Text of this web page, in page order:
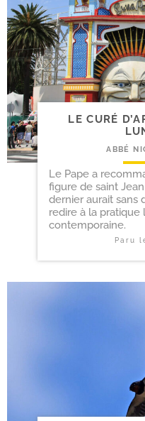
LE CURÉ
ABBÉ
Le Pape a
figure de saint
dernier aurait sans
redire à la pratique
contemporaine.
Paru